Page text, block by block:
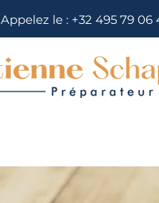
Appelez le : +32 495 79 06